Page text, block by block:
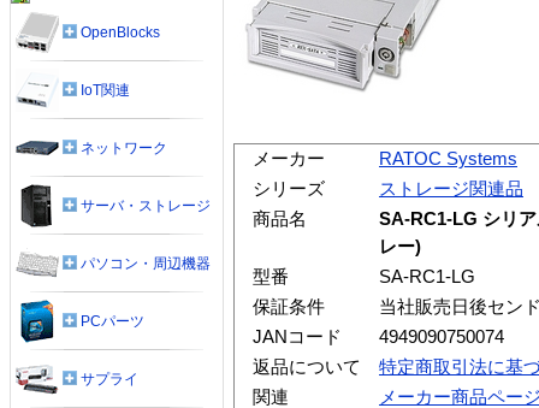
メーカー
RATOC Systems
シリーズ
ストレージ関連品
商品名
SA-RC1-LG シリ
レー)
型番
SA-RC1-LG
保証条件
当社販売日後セン
JANコード
4949090750074
返品について
特定商取引法に基
関連
メーカー商品ペー
OpenBlocks
IoT関連
ネットワーク
サーバ・ストレージ
パソコン・周辺機器
PCパーツ
サプライ